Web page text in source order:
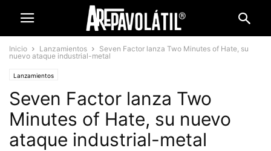
Inicio Lanzamientos
Seven Factor lanza Two Minutes of Hate, su
nuevo ataque industrial-metal
Lanzamientos
Seven Factor lanza Two
Minutes of Hate, su nuevo
ataque industrial-metal